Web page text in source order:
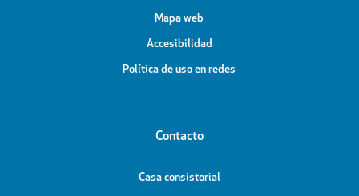
Mapa web
Accesibilidad
Política de uso en redes
Contacto
Casa consistorial